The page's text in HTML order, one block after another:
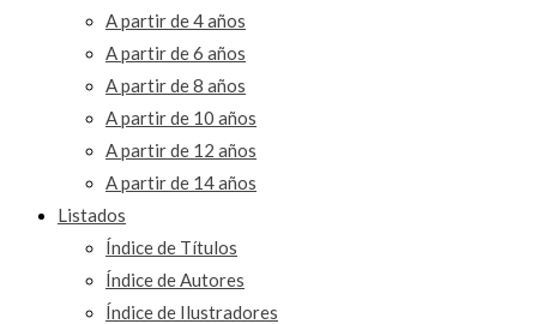
A partir de 4 años
A partir de 6 años
A partir de 8 años
A partir de 10 años
A partir de 12 años
A partir de 14 años
Listados
Índice de Títulos
Índice de Autores
Índice de Ilustradores